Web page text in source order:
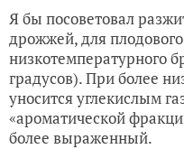
Я бы посоветовал
дрожжей, для
низкотемпературного
градусов). При более
уносится углекислым
«ароматической
более выраженный.